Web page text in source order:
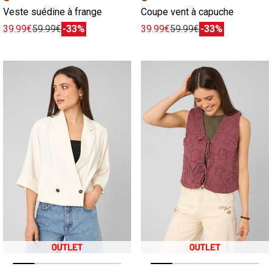
Veste suédine à frange
39.99€59.99€-33%
Coupe vent à capuche
39.99€59.99€-33%